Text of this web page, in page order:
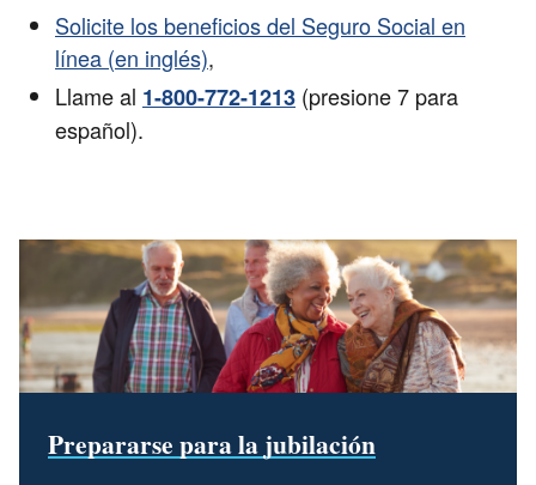
Solicite los beneficios del Seguro Social en
línea (en inglés),
Llame al 1-800-772-1213 (presione 7 para
español).
Prepararse para la jubilación